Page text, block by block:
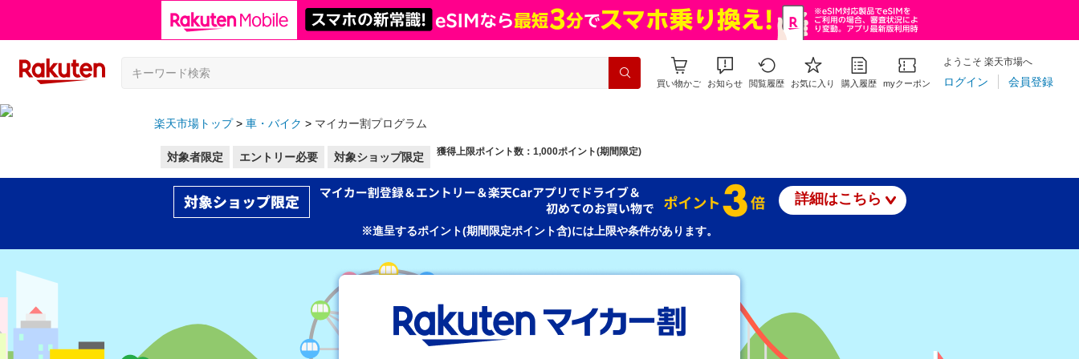
買い物かご お知らせ 閲覧履歴 お気に入り 購入履歴 myクーポン
ようこそ 楽天市場へ
ログイン 会員登録
楽天市場トップ 車・バイク マイカー割プログラム
対象者限定 エントリー必要 対象ショップ限定 獲得上限ポイント数：1,000ポイント(期間限定)
詳細はこちら
※進呈するポイント(期間限定ポイント含)には上限や条件があります。